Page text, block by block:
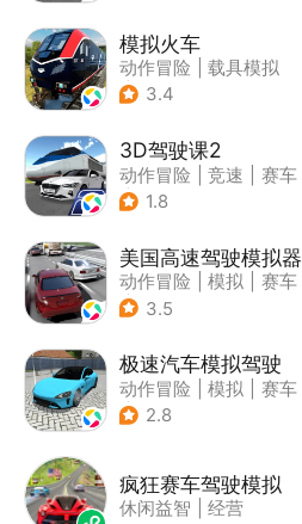
模拟火车
动作冒险
载具模拟
| 写实
3.4
3D驾驶课2
动作冒险 竞速
赛车
| 写实
1.8
美国高速驾驶模拟器
动作冒险 模拟
赛车
| 写实
3.5
极速汽车模拟驾驶
动作冒险 模拟
赛车
| 漂移
2.8
疯狂赛车驾驶模拟
休闲益智 经营